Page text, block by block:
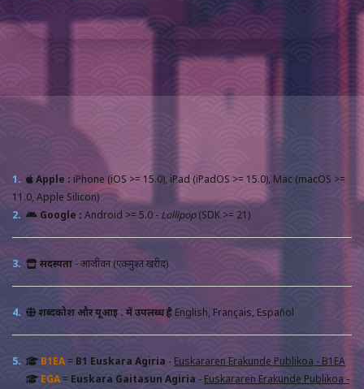
1. Apple : iPhone (iOS >= 15.0), iPad (iPadOS >= 15.0), Mac (macOS >=
11.0, Apple Silicon)
2.
Google : Android >= 5.0 - Lollipop(SDK >= 21)
3. सदस्यता - आजीवन (एकमुश्त खरीद)
4. शब्दकोश और यूआई . में उपलब्ध है English, Français, Español
5. B1EA= B1 Euskara Agiria - Euskararen Erakunde Publikoa - B1EA
EGA= Euskara Gaitasun Agiria - Euskararen Erakunde Publikoa -